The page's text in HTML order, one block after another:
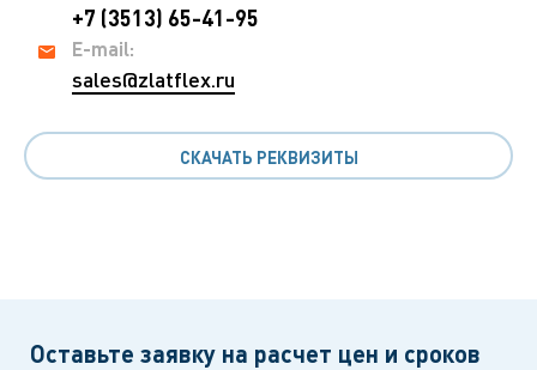
+7 (3513) 65-41-95
E-mail:
sales@zlatflex.ru
СКАЧАТЬ РЕКВИЗИТЫ
Оставьте заявку на расчет цен и сроков